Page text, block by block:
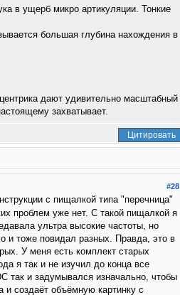
в ущерб микро артикуляции. Тонкие
большая глубина нахождения в
дают удивительно масштабный
захватывает.
Цитировать
#28
с пищалкой типа "перечница"
проблем уже нет. С такой пищалкой я
ультра высокие частоты, но
и тоже повидал разных. Правда, это в
У меня есть комплект старых
я так и не изучил до конца все
так и задумывался изначально, чтобы
и создаёт объёмную картинку с